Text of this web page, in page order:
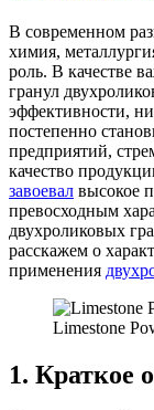
В современном
химия,
роль. В качестве
гранул
эффективности,
постепенно
предприятий,
качество
завоевал высокое
превосходным
двухроликовых
расскажем о
применения
Limestone
1. Краткое